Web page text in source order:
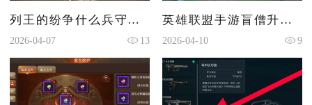
列王的纷争什么兵守城最好
2026-04-07 13
英雄联盟手游盲僧升级哪个打野刀
2026-04-10 9